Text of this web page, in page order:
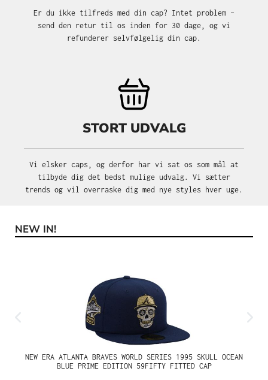
Er du ikke tilfreds med din cap? Intet problem –
send den retur til os inden for 30 dage, og vi
refunderer selvfølgelig din cap.
STORT UDVALG
Vi elsker caps, og derfor har vi sat os som mål at
tilbyde dig det bedst mulige udvalg. Vi sætter
trends og vil overraske dig med nye styles hver uge.
Spring produktgalleriet over
NEW IN!
NEW ERA ATLANTA BRAVES WORLD SERIES 1995 SKULL OCEAN
BLUE PRIME EDITION 59FIFTY FITTED CAP